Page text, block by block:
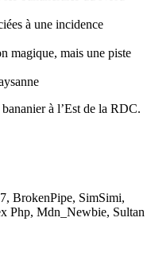
à une incidence
magique, mais une piste
à l’Est de la RDC.
BrokenPipe, SimSimi,
Php, Mdn_Newbie, Sultan